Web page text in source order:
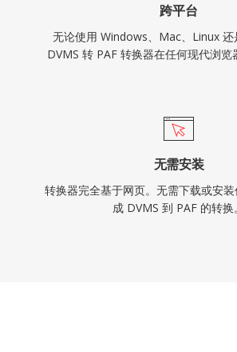
跨平台
无论使用 Windows、Mac、Linux
DVMS 转 PAF 转换器在任何现代浏览
无需安装
转换器完全基于网页。无需下载或安
成 DVMS 到 PAF 的转换。